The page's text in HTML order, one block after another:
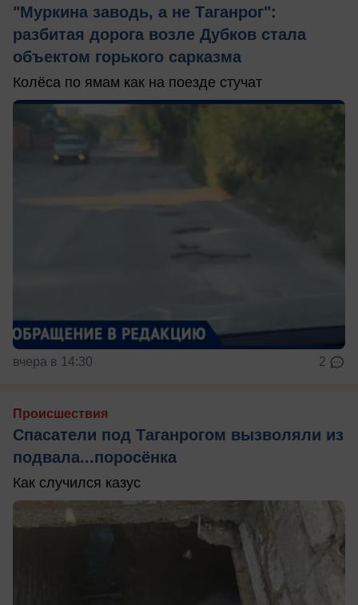
"Муркина заводь, а не Таганрог":
разбитая дорога возле Дубков стала
объектом горького сарказма
Колёса по ямам как на поезде стучат
вчера в 14:30 2
Происшествия
Спасатели под Таганрогом вызволяли из
подвала...поросёнка
Как случился казус